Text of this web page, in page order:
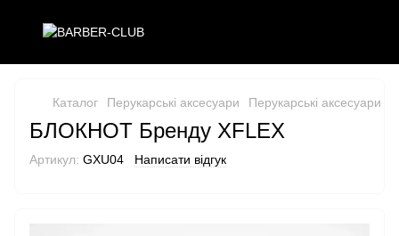
Каталог Перукарські аксесуари Перукарські аксесуари
БЛОКНОТ Бренду XFLEX
Артикул: GXU04 Написати відгук